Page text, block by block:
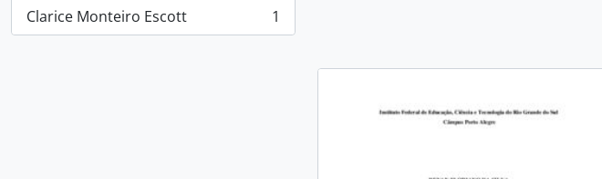
Clarice Monteiro Escott
, 1 resultados 1